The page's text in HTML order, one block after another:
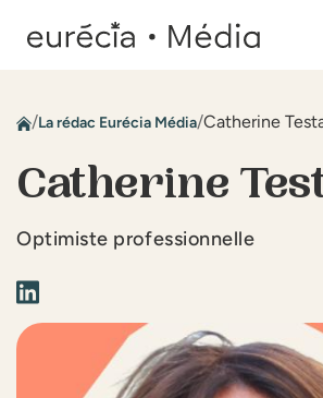
/La rédac Eurécia Média/Catherine
Catherine
Optimiste professionnelle